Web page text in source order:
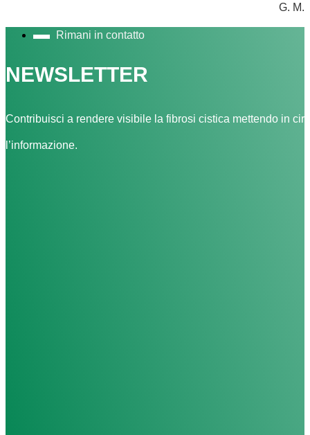
G. M.
Rimani in contatto
NEWSLETTER
Contribuisci a rendere visibile la fibrosi cistica mettendo in
l’informazione.